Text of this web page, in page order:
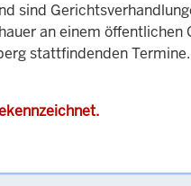
sind
an einem öffentlichen
stattfindenden Termine.